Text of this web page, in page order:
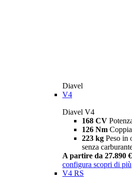
Diavel
V4
Diavel V4
168 CV
126 Nm Coppia
223 kg Peso in
senza
A partire da 27.890 €
configura scopri di più
V4 RS